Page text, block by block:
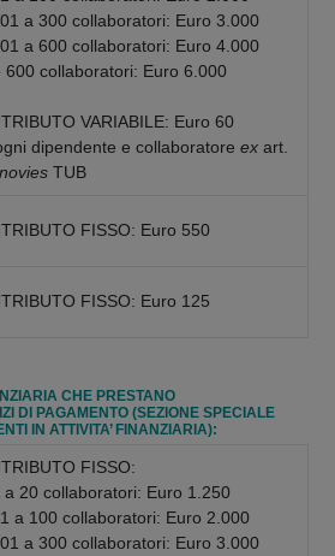
a 300 collaboratori: Euro 3.000
a 600 collaboratori: Euro 4.000
600 collaboratori: Euro 6.000
VARIABILE: Euro 60
dipendente e collaboratore ex art.
novies TUB
FISSO: Euro 550
FISSO: Euro 125
CHE PRESTANO
DI PAGAMENTO (SEZIONE SPECIALE
IN ATTIVITA’ FINANZIARIA):
FISSO:
a 20 collaboratori: Euro 1.250
a 100 collaboratori: Euro 2.000
a 300 collaboratori: Euro 3.000